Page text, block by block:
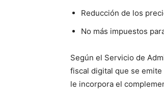
Reducción de los
No más impuestos
Según el Servicio de
fiscal digital que se
le incorpora el